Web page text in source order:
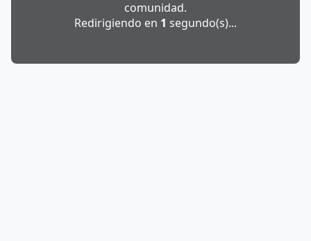
comunidad.
Redirigiendo en 1 segundo(s)...